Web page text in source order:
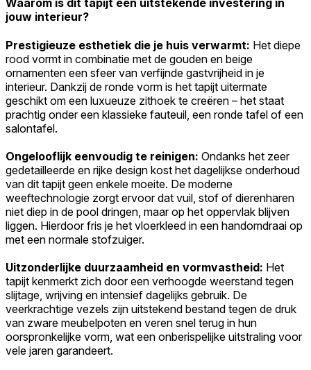
jouw interieur?
Prestigieuze esthetiek die je huis verwarmt: Het diepe
rood vormt in combinatie met de gouden en beige
ornamenten een sfeer van verfijnde gastvrijheid in je
interieur. Dankzij de ronde vorm is het tapijt uitermate
geschikt om een luxueuze zithoek te creëren – het staat
prachtig onder een klassieke fauteuil, een ronde tafel of een
salontafel.
Ongelooflijk eenvoudig te reinigen: Ondanks het zeer
gedetailleerde en rijke design kost het dagelijkse onderhoud
van dit tapijt geen enkele moeite. De moderne
weeftechnologie zorgt ervoor dat vuil, stof of dierenharen
niet diep in de pool dringen, maar op het oppervlak blijven
liggen. Hierdoor fris je het vloerkleed in een handomdraai op
met een normale stofzuiger.
Uitzonderlijke duurzaamheid en vormvastheid: Het
tapijt kenmerkt zich door een verhoogde weerstand tegen
slijtage, wrijving en intensief dagelijks gebruik. De
veerkrachtige vezels zijn uitstekend bestand tegen de druk
van zware meubelpoten en veren snel terug in hun
oorspronkelijke vorm, wat een onberispelijke uitstraling voor
vele jaren garandeert.